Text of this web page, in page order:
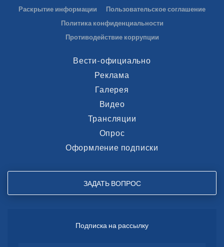
Раскрытие информации
Пользовательское соглашение
Политика конфиденциальности
Противодействие коррупции
Вести-официально
Реклама
Галерея
Видео
Трансляции
Опрос
Оформление подписки
ЗАДАТЬ ВОПРОС
Подписка на рассылку